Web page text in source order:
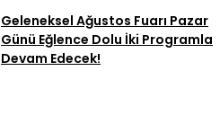
Geleneksel Ağustos Fuarı Pazar
Günü Eğlence Dolu İki Programla
Devam Edecek!